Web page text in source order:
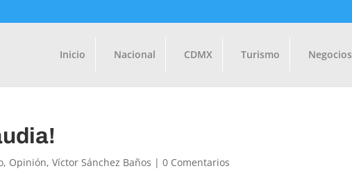
Inicio Nacional CDMX Turismo Negocios
, Opinión,Víctor Sánchez Baños |0 Comentarios